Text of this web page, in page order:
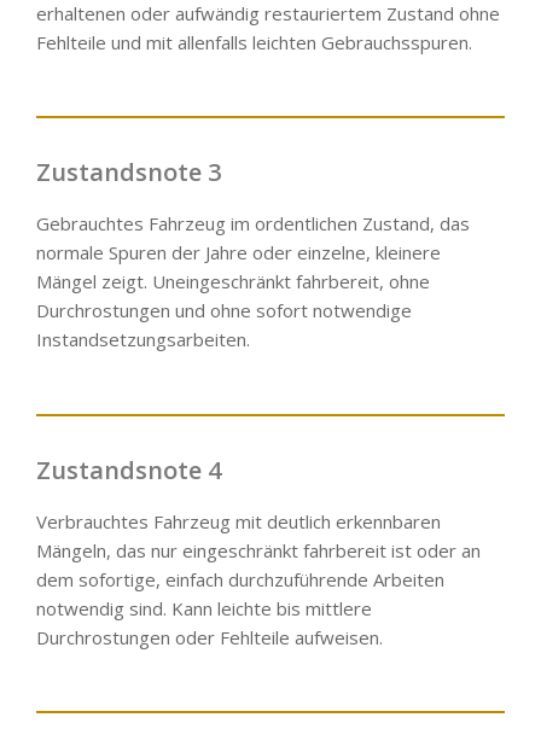
erhaltenen oder aufwändig restauriertem Zustand ohne
Fehlteile und mit allenfalls leichten Gebrauchsspuren.
Zustandsnote 3
Gebrauchtes Fahrzeug im ordentlichen Zustand, das
normale Spuren der Jahre oder einzelne, kleinere
Mängel zeigt. Uneingeschränkt fahrbereit, ohne
Durchrostungen und ohne sofort notwendige
Instandsetzungsarbeiten.
Zustandsnote 4
Verbrauchtes Fahrzeug mit deutlich erkennbaren
Mängeln, das nur eingeschränkt fahrbereit ist oder an
dem sofortige, einfach durchzuführende Arbeiten
notwendig sind. Kann leichte bis mittlere
Durchrostungen oder Fehlteile aufweisen.